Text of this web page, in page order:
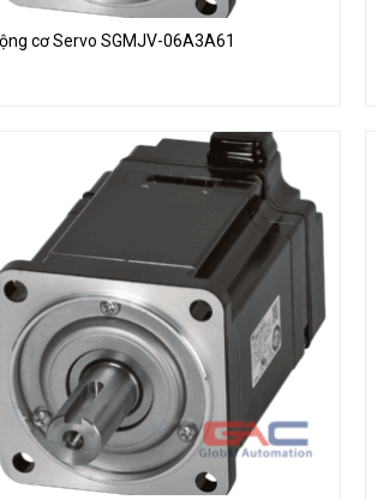
cơ Servo SGMJV-06A3A61